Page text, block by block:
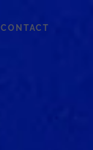
CONTACT